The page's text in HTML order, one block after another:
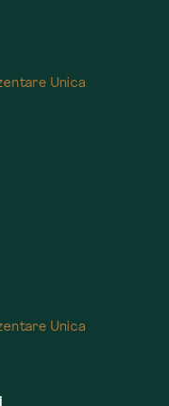
Unica
Unica